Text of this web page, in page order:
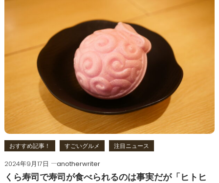
おすすめ記事！ すごいグルメ 注目ニュース
2024年9月17日
anotherwriter
くら寿司で寿司が食べられるのは事実だが「ヒトヒ